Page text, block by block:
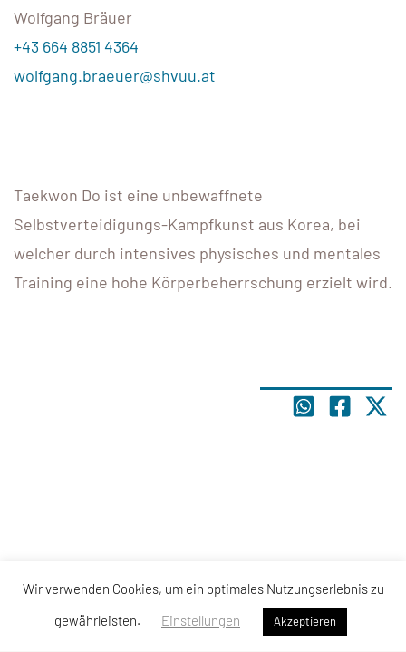
Wolfgang Bräuer
+43 664 8851 4364
wolfgang.braeuer@shvuu.at
Taekwon Do ist eine unbewaffnete
Selbstverteidigungs-Kampfkunst aus Korea, bei
welcher durch intensives physisches und mentales
Training eine hohe Körperbeherrschung erzielt wird.
Wir verwenden Cookies, um ein optimales Nutzungserlebnis zu
gewährleisten.
Einstellungen Akzeptieren